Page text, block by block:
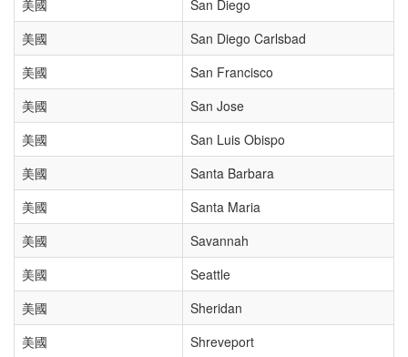
美國
San Diego
美國
San Diego Carlsbad
美國
San Francisco
美國
San Jose
美國
San Luis Obispo
美國
Santa Barbara
美國
Santa Maria
美國
Savannah
美國
Seattle
美國
Sheridan
美國
Shreveport